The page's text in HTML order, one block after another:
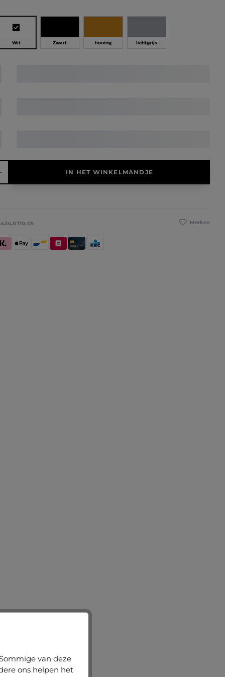
Wit Zwart honing lichtgrijs
IN HET WINKELMANDJE
Merken
(Achteraf betalen / In delen betalen / Direct betalen)
Apple PayBancontact
BelfiusKredietkaart / Bankkaart
KBC/CBC Payment Button
van deze
ons helpen het